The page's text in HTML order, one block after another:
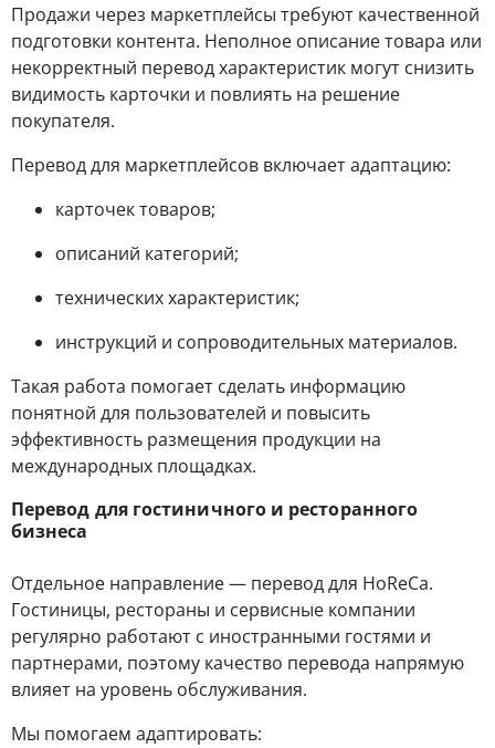
Продажи через маркетплейсы требуют качественной
подготовки контента. Неполное описание товара или
некорректный перевод характеристик могут снизить
видимость карточки и повлиять на решение
покупателя.
Перевод для маркетплейсов включает адаптацию:
карточек товаров;
описаний категорий;
технических характеристик;
инструкций и сопроводительных материалов.
Такая работа помогает сделать информацию
понятной для пользователей и повысить
эффективность размещения продукции на
международных площадках.
Перевод для гостиничного и ресторанного
бизнеса
Отдельное направление — перевод для HoReCa.
Гостиницы, рестораны и сервисные компании
регулярно работают с иностранными гостями и
партнерами, поэтому качество перевода напрямую
влияет на уровень обслуживания.
Мы помогаем адаптировать: